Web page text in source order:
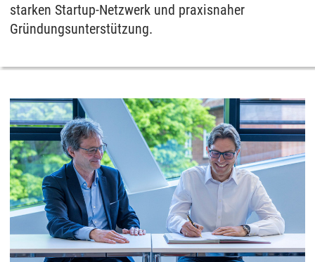
starken Startup-Netzwerk und praxisnaher
Gründungsunterstützung.